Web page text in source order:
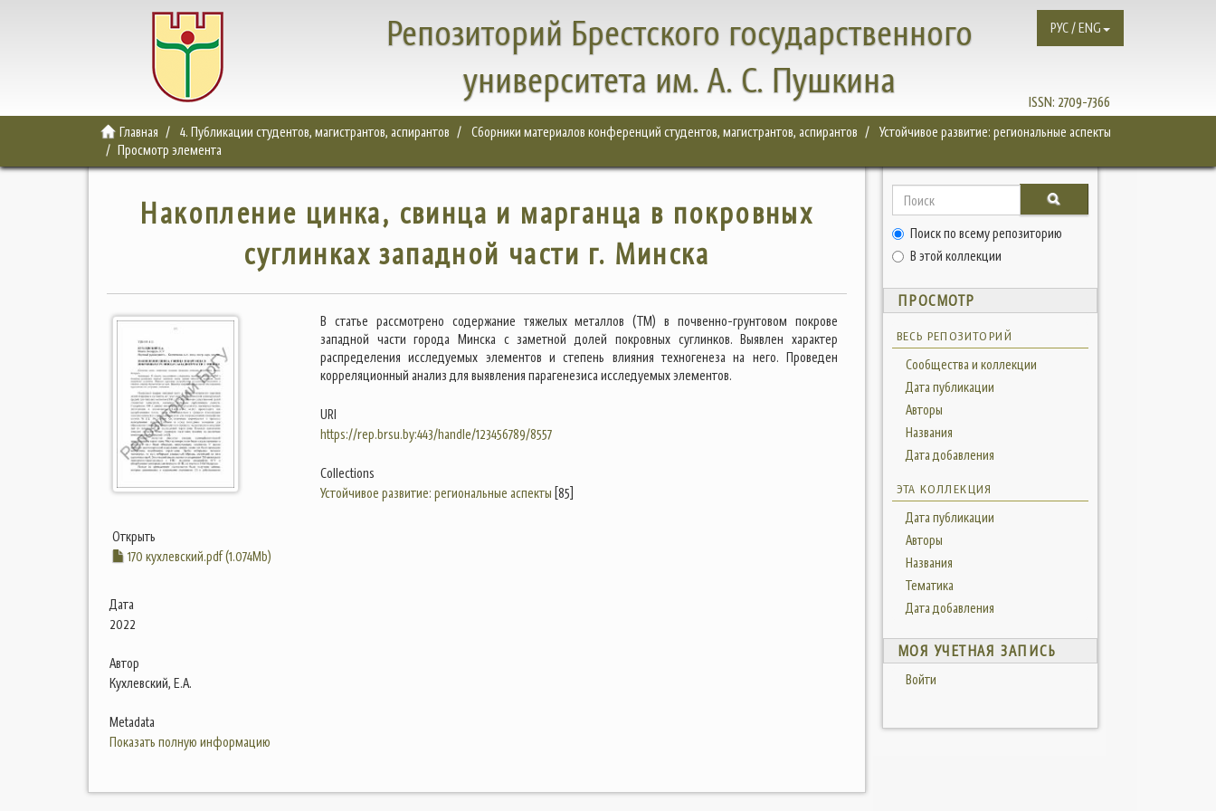
Репозиторий Брестского государственного
университета им. А. С. Пушкина
ISSN: 2709-7366
РУС / ENG
Главная 4. Публикации студентов, магистрантов, аспирантов Сборники материалов конференций студентов, магистрантов, аспирантов
Устойчивое развитие: региональные аспекты
Просмотр элемента
Накопление цинка, свинца и марганца в покровных
суглинках западной части г. Минска
Открыть
170 кухлевский.pdf (1.074Mb)
Дата
2022
Автор
Кухлевский, Е.А.
Metadata
Показать полную информацию
В статье рассмотрено содержание тяжелых металлов (ТМ) в почвенно-грунтовом покрове
западной части города Минска с заметной долей покровных суглинков. Выявлен характер
распределения исследуемых элементов и степень влияния техногенеза на него. Проведен
корреляционный анализ для выявления парагенезиса исследуемых элементов.
URI
https://rep.brsu.by:443/handle/123456789/8557
Collections
Устойчивое развитие: региональные аспекты [85]
Поиск по всему репозиторию
В этой коллекции
ПРОСМОТР
ВЕСЬ РЕПОЗИТОРИЙ
Сообщества и коллекции
Дата публикации
Авторы
Названия
Дата добавления
ЭТА КОЛЛЕКЦИЯ
Дата публикации
Авторы
Названия
Тематика
Дата добавления
МОЯ УЧЕТНАЯ ЗАПИСЬ
Войти